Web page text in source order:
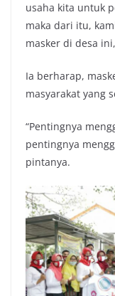
usaha kita untuk
maka dari itu,
masker di desa
Ia berharap,
masyarakat yang
“Pentingnya
pentingnya
pintanya.